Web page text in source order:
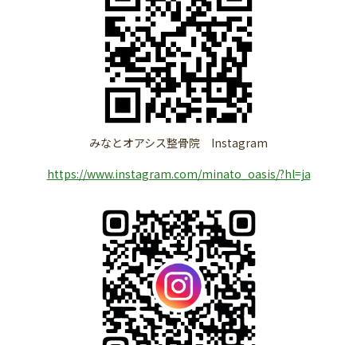
みなとオアシス整骨院 Instagram
https://www.instagram.com/minato_oasis/?hl=ja